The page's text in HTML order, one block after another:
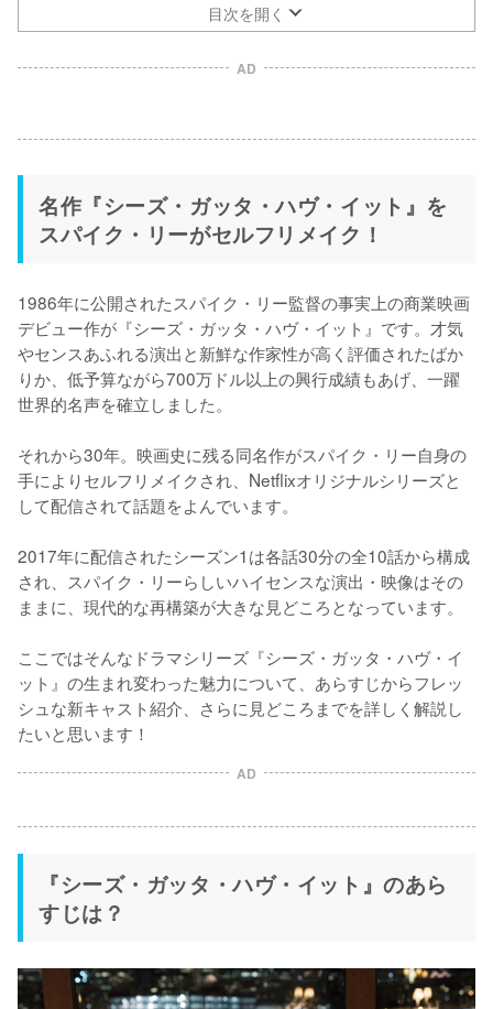
目次を開く
AD
名作『シーズ・ガッタ・ハヴ・イット』を
スパイク・リーがセルフリメイク！
1986年に公開されたスパイク・リー監督の事実上の商業映画
デビュー作が『シーズ・ガッタ・ハヴ・イット』です。才気
やセンスあふれる演出と新鮮な作家性が高く評価されたばか
りか、低予算ながら700万ドル以上の興行成績もあげ、一躍
世界的名声を確立しました。
それから30年。映画史に残る同名作がスパイク・リー自身の
手によりセルフリメイクされ、Netflixオリジナルシリーズと
して配信されて話題をよんでいます。
2017年に配信されたシーズン1は各話30分の全10話から構成
され、スパイク・リーらしいハイセンスな演出・映像はその
ままに、現代的な再構築が大きな見どころとなっています。
ここではそんなドラマシリーズ『シーズ・ガッタ・ハヴ・イ
ット』の生まれ変わった魅力について、あらすじからフレッ
シュな新キャスト紹介、さらに見どころまでを詳しく解説し
AD
『シーズ・ガッタ・ハヴ・イット』のあら
すじは？